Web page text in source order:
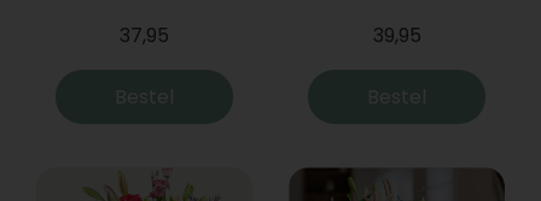
37,95
Bestel
39,95
Bestel